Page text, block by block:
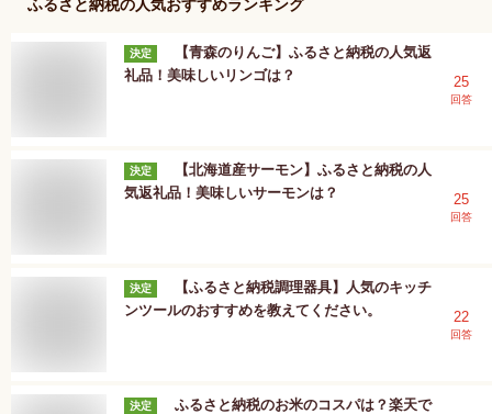
ふるさと納税の人気おすすめランキング
決定
【青森のりんご】ふるさと納税の人気返
礼品！美味しいリンゴは？
25
回答
決定
【北海道産サーモン】ふるさと納税の人
気返礼品！美味しいサーモンは？
25
回答
決定
【ふるさと納税調理器具】人気のキッチ
ンツールのおすすめを教えてください。
22
回答
決定
ふるさと納税のお米のコスパは？楽天で